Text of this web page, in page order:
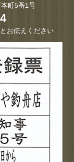
町5番1号
お伝えください